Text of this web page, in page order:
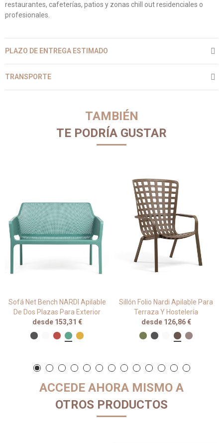
restaurantes, cafeterías, patios y zonas chill out residenciales o
profesionales.
PLAZO DE ENTREGA ESTIMADO
TRANSPORTE
TAMBIÉN
TE PODRÍA GUSTAR
Sofá Net Bench NARDI Apilable
De Dos Plazas Para Exterior
desde 153,31 €
Sillón Folio Nardi Apilable Para
Terraza Y Hostelería
desde 126,86 €
ACCEDE AHORA MISMO A
OTROS PRODUCTOS